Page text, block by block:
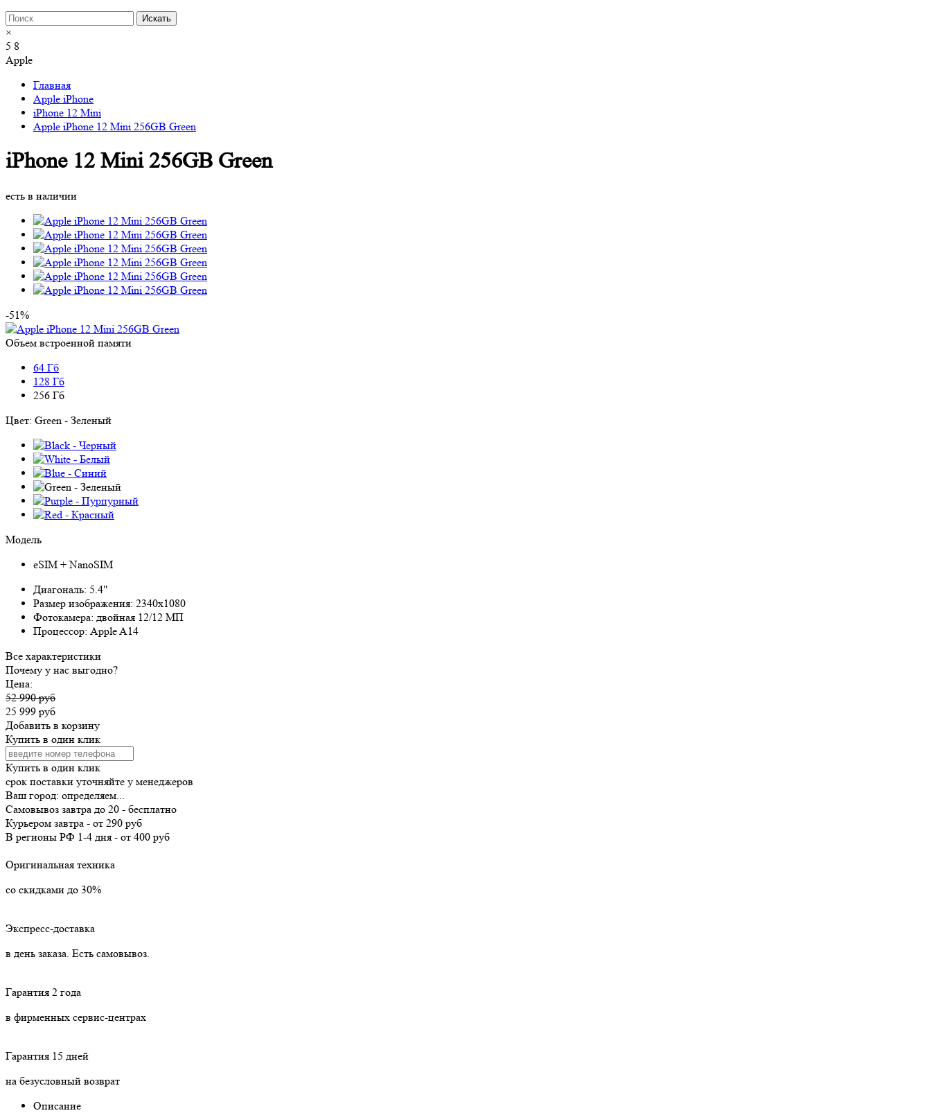
×
5 8
Apple
Главная
Apple iPhone
iPhone 12 Mini
Apple iPhone 12 Mini 256GB Green
iPhone 12 Mini 256GB Green
есть в наличии
-51%
Объем встроенной памяти
64 Гб
128 Гб
256 Гб
Цвет: Green - Зеленый
Модель
eSIM + NanoSIM
Диагональ: 5.4"
Размер изображения: 2340x1080
Фотокамера: двойная 12/12 МП
Процессор: Apple A14
Все характеристики
Почему у нас выгодно?
Цена:
52 990 руб
25 999 руб
Добавить в корзину
Купить в один клик
Купить в один клик
срок поставки уточняйте у менеджеров
Ваш город: определяем...
Самовывоз завтра до 20 - бесплатно
Курьером завтра - от 290 руб
В регионы РФ 1-4 дня - от 400 руб
Оригинальная техника
со скидками до 30%
Экспресс-доставка
в день заказа. Есть самовывоз.
Гарантия 2 года
в фирменных сервис-центрах
Гарантия 15 дней
на безусловный возврат
Описание